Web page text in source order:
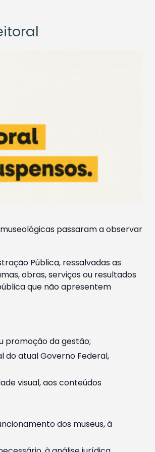
passaram a observar
Pública, ressalvadas as
obras, serviços ou resultados
que não apresentem
promoção da gestão;
do atual Governo Federal,
visual, aos conteúdos
dos museus, à